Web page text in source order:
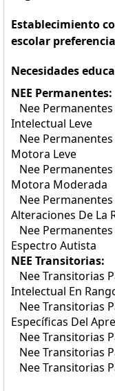
Establecimiento
escolar
Necesidades
NEE Permanentes:
Nee
Intelectual Leve
Nee
Motora Leve
Nee
Motora Moderada
Nee
Alteraciones De La
Nee
Espectro Autista
NEE Transitorias:
Nee Transitorias
Intelectual En
Nee Transitorias
Específicas Del
Nee Transitorias
Nee Transitorias
Nee Transitorias